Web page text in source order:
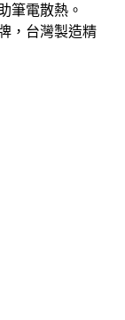
筆電散熱。
，台灣製造精